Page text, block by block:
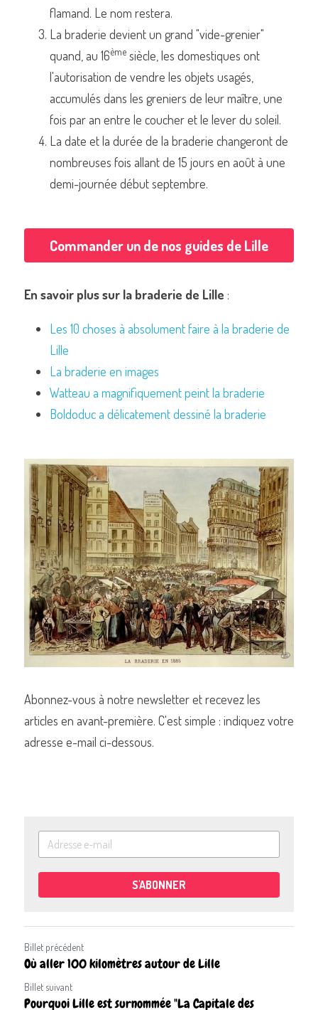
flamand. Le nom restera.
La braderie devient un grand "vide-grenier"
quand, au 16ème siècle, les domestiques ont
l'autorisation de vendre les objets usagés,
accumulés dans les greniers de leur maître, une
fois par an entre le coucher et le lever du soleil.
La date et la durée de la braderie changeront de
nombreuses fois allant de 15 jours en août à une
demi-journée début septembre.
Commander un de nos guides de Lille
En savoir plus sur la braderie de Lille :
Les 10 choses à absolument faire à la braderie de
Lille
La braderie en images
Watteau a magnifiquement peint la braderie
Boldoduc a délicatement dessiné la braderie
Abonnez-vous à notre newsletter et recevez les
articles en avant-première. C'est simple : indiquez votre
adresse e-mail ci-dessous.
S'ABONNER
Billet précédent
Où aller 100 kilomètres autour de Lille
Billet suivant
Pourquoi Lille est surnommée "La Capitale des